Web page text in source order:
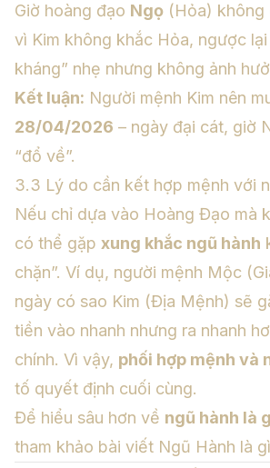
Giờ hoàng đạo Ngọ (Hỏa) không
vì Kim không khắc Hỏa, ngược
kháng” nhẹ nhưng không ảnh
Kết luận: Người mệnh Kim nên
28/04/2026 – ngày đại cát, giờ
“đổ về”.
3.3 Lý do cần kết hợp mệnh với
Nếu chỉ dựa vào Hoàng Đạo mà
có thể gặp xung khắc ngũ hành
chặn”. Ví dụ, người mệnh Mộc
ngày có sao Kim (Địa Mệnh) sẽ
tiền vào nhanh nhưng ra nhanh
chính. Vì vậy, phối hợp mệnh và
tố quyết định cuối cùng.
Để hiểu sâu hơn về ngũ hành là
tham khảo bài viết Ngũ Hành là gì